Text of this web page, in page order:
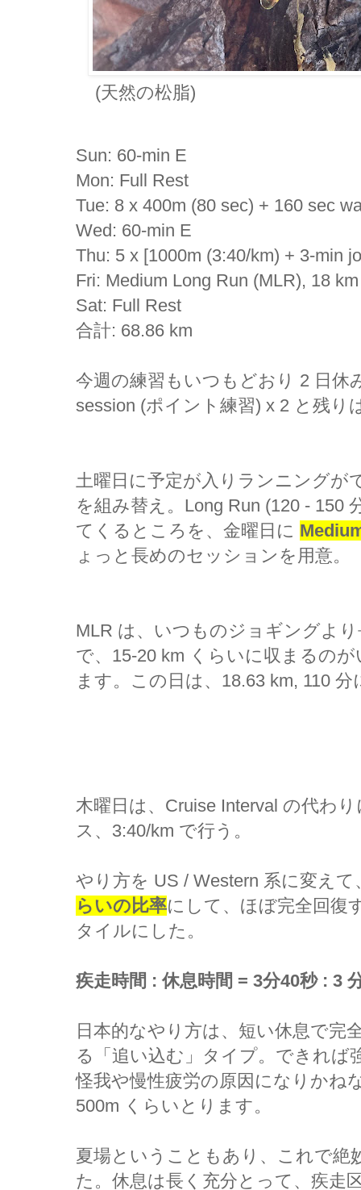
(天然の松脂)
Sun: 60-min E
Mon: Full Rest
Tue: 8 x 400m (80 sec) + 160 sec
Wed: 60-min E
Thu: 5 x [1000m (3:40/km) + 3-min
Fri: Medium Long Run (MLR), 18 km
Sat: Full Rest
合計: 68.86 km
今週の練習もいつもどおり 2 日休
session (ポイント練習) x 2 と残り
土曜日に予定が入りランニングが
を組み替え。Long Run (120 - 150
てくるところを、金曜日に
ょっと長めのセッションを用意。
MLR は、いつものジョギングよ
で、15-20 km くらいに収まるの
ます。この日は、18.63 km, 110
木曜日は、Cruise Interval の代わ
ス、3:40/km で行う。
やり方を US / Western 系に変えて
らいの比率にして、ほぼ完全回復
タイルにした。
疾走時間 : 休息時間 = 3分40秒 : 3
日本的なやり方は、短い休息で完
る「追い込む」タイプ。できれば
怪我や慢性疲労の原因になりかね
500m くらいとります。
夏場ということもあり、これで絶
た。休息は長く充分とって、疾走